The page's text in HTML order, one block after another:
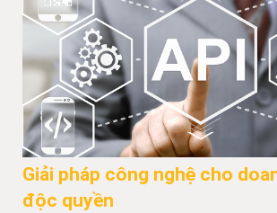
Giải pháp công nghệ cho
độc quyền